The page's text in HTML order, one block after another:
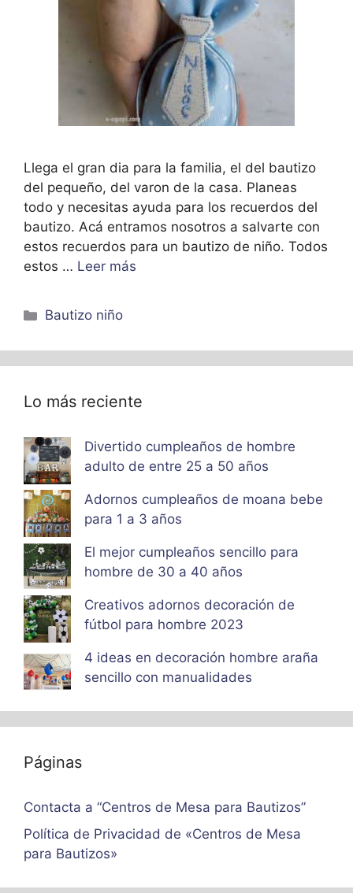
Llega el gran dia para la familia, el del bautizo
del pequeño, del varon de la casa. Planeas
todo y necesitas ayuda para los recuerdos del
bautizo. Acá entramos nosotros a salvarte con
estos recuerdos para un bautizo de niño. Todos
estos … Leer más
Categorías
Bautizo niño
Lo más reciente
Divertido cumpleaños de hombre
adulto de entre 25 a 50 años
Adornos cumpleaños de moana bebe
para 1 a 3 años
El mejor cumpleaños sencillo para
hombre de 30 a 40 años
Creativos adornos decoración de
fútbol para hombre 2023
4 ideas en decoración hombre araña
sencillo con manualidades
Páginas
Contacta a “Centros de Mesa para Bautizos”
Política de Privacidad de «Centros de Mesa
para Bautizos»